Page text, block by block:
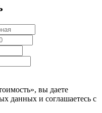
, вы даете
данных и соглашаетесь с